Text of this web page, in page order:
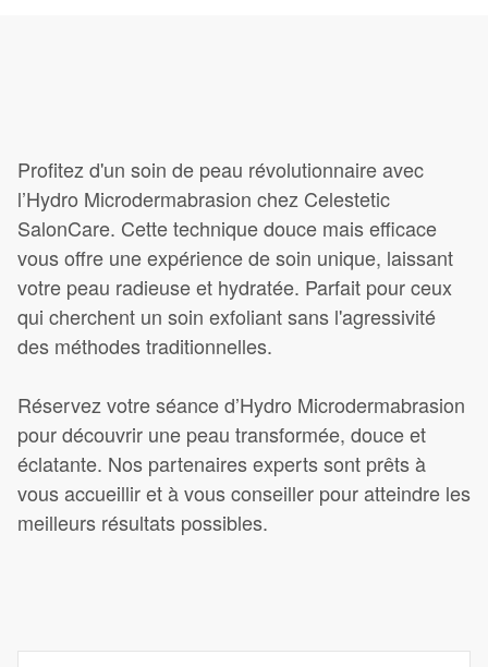
Profitez d'un soin de peau révolutionnaire avec
l’Hydro Microdermabrasion chez Celestetic
SalonCare. Cette technique douce mais efficace
vous offre une expérience de soin unique, laissant
votre peau radieuse et hydratée. Parfait pour ceux
qui cherchent un soin exfoliant sans l'agressivité
des méthodes traditionnelles.
Réservez votre séance d’Hydro Microdermabrasion
pour découvrir une peau transformée, douce et
éclatante. Nos partenaires experts sont prêts à
vous accueillir et à vous conseiller pour atteindre les
meilleurs résultats possibles.